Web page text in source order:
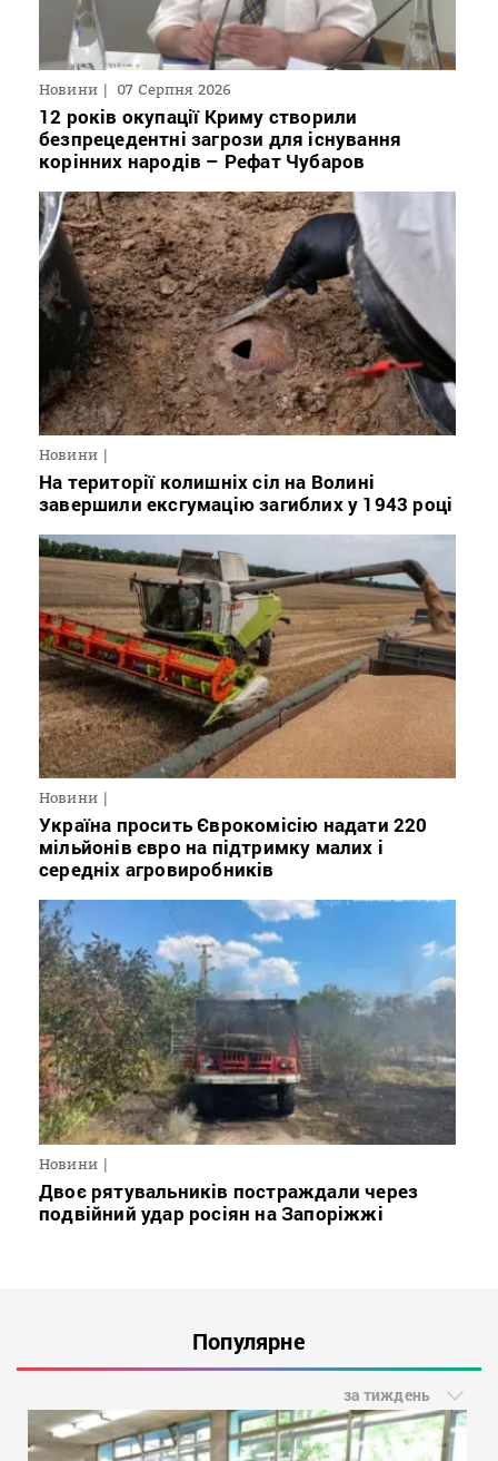
Новини 07 Серпня 2026
12 років окупації Криму створили
безпрецедентні загрози для існування
корінних народів – Рефат Чубаров
Новини
На території колишніх сіл на Волині
завершили ексгумацію загиблих у 1943 році
Новини
Україна просить Єврокомісію надати 220
мільйонів євро на підтримку малих і
середніх агровиробників
Новини
Двоє рятувальників постраждали через
подвійний удар росіян на Запоріжжі
Популярне
за тиждень